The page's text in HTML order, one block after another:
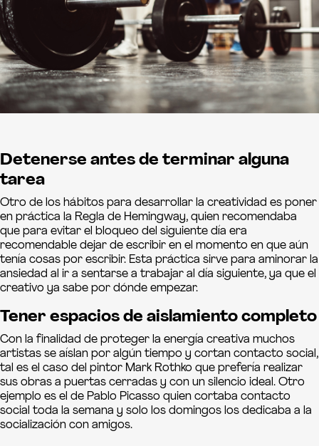
Detenerse antes de terminar alguna
tarea
Otro de los hábitos para desarrollar la creatividad es poner
en práctica la Regla de Hemingway, quien recomendaba
que para evitar el bloqueo del siguiente día era
recomendable dejar de escribir en el momento en que aún
tenía cosas por escribir. Esta práctica sirve para aminorar la
ansiedad al ir a sentarse a trabajar al día siguiente, ya que el
creativo ya sabe por dónde empezar.
Tener espacios de aislamiento completo
Con la finalidad de proteger la energía creativa muchos
artistas se aíslan por algún tiempo y cortan contacto social,
tal es el caso del pintor Mark Rothko que prefería realizar
sus obras a puertas cerradas y con un silencio ideal. Otro
ejemplo es el de Pablo Picasso quien cortaba contacto
social toda la semana y solo los domingos los dedicaba a la
socialización con amigos.